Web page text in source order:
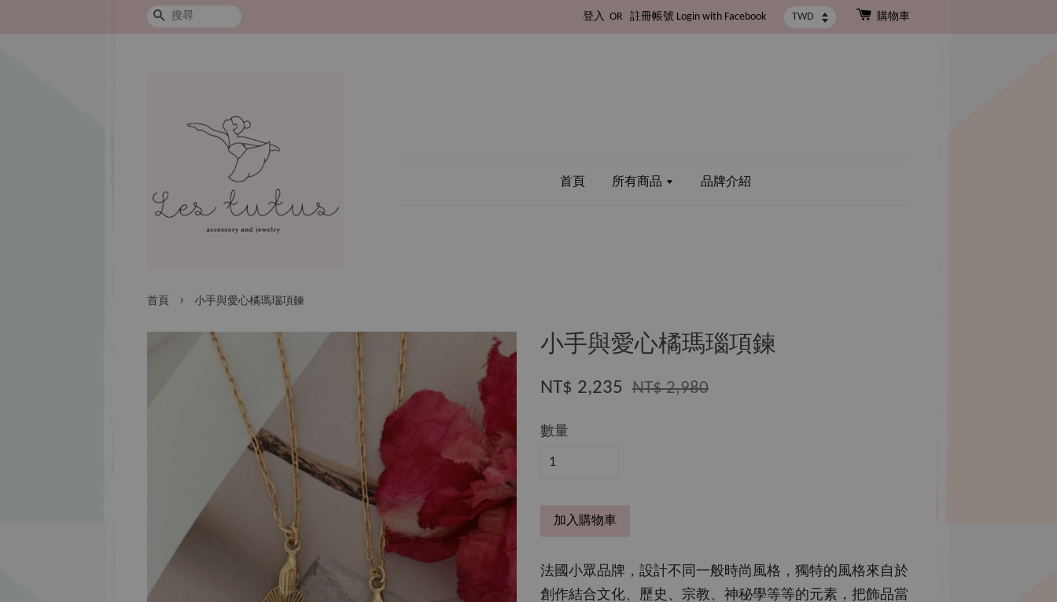
搜尋 登入 OR 註冊帳號 Login with Facebook 購物車
首頁 所有商品 品牌介紹
首頁 › 小手與愛心橘瑪瑙項鍊
小手與愛心橘瑪瑙項鍊
NT$ 2,235 NT$ 2,980
數量
加入購物車
法國小眾品牌，設計不同一般時尚風格，獨特的風格來自於
創作結合文化、歷史、宗教、神秘學等等的元素，把飾品當